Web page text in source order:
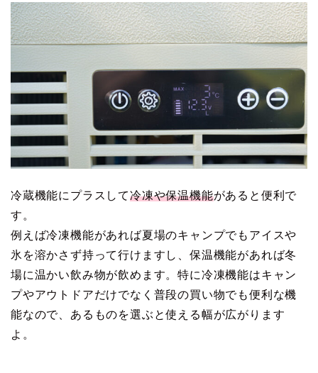
冷蔵機能にプラスして冷凍や保温機能があると便利で
す。
例えば冷凍機能があれば夏場のキャンプでもアイスや
氷を溶かさず持って行けますし、保温機能があれば冬
場に温かい飲み物が飲めます。特に冷凍機能はキャン
プやアウトドアだけでなく普段の買い物でも便利な機
能なので、あるものを選ぶと使える幅が広がります
よ。